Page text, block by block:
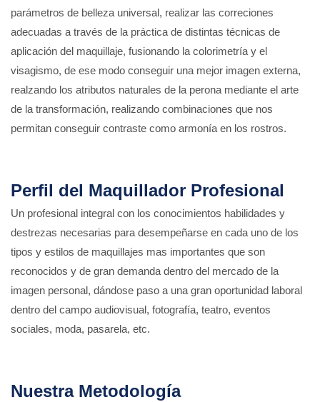
parámetros de belleza universal, realizar las correciones
adecuadas a través de la práctica de distintas técnicas de
aplicación del maquillaje, fusionando la colorimetría y el
visagismo, de ese modo conseguir una mejor imagen externa,
realzando los atributos naturales de la perona mediante el arte
de la transformación, realizando combinaciones que nos
permitan conseguir contraste como armonía en los rostros.
Perfil del Maquillador Profesional
Un profesional integral con los conocimientos habilidades y
destrezas necesarias para desempeñarse en cada uno de los
tipos y estilos de maquillajes mas importantes que son
reconocidos y de gran demanda dentro del mercado de la
imagen personal, dándose paso a una gran oportunidad laboral
dentro del campo audiovisual, fotografía, teatro, eventos
sociales, moda, pasarela, etc.
Nuestra Metodología